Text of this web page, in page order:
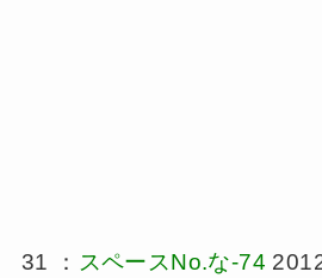
31 ： スペースNo.な-74